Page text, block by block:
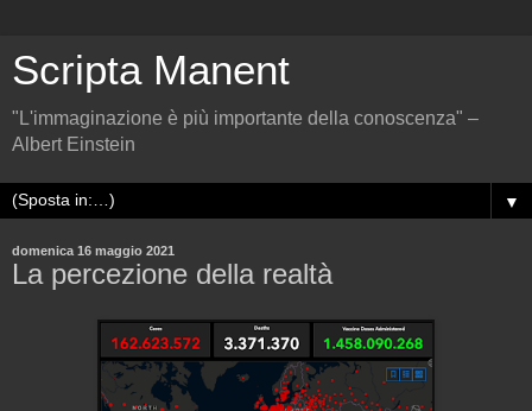
Scripta Manent
"L'immaginazione è più importante della conoscenza" –
Albert Einstein
▼
domenica 16 maggio 2021
La percezione della realtà